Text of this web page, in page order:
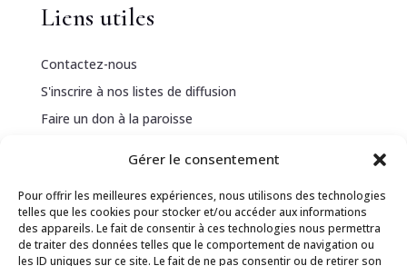
Gérer le consentement
Pour offrir les meilleures expériences, nous utilisons des technologies
telles que les cookies pour stocker et/ou accéder aux informations
des appareils. Le fait de consentir à ces technologies nous permettra
de traiter des données telles que le comportement de navigation ou
les ID uniques sur ce site. Le fait de ne pas consentir ou de retirer son
Liens utiles
Contactez-nous
S'inscrire à nos listes de diffusion
Faire un don à la paroisse
Politique de confidentialité
Politique de cookies